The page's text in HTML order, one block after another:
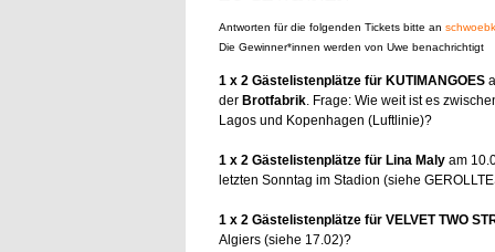
Antworten für die folgenden Tickets bitte an
Die Gewinner*innen werden von Uwe benachrichtigt
1 x 2 Gästelistenplätze für KUTIMANGOES
der Brotfabrik. Frage: Wie weit ist es
Lagos und Kopenhagen (Luftlinie)?
1 x 2 Gästelistenplätze für Lina Maly am
letzten Sonntag im Stadion (siehe
1 x 2 Gästelistenplätze für VELVET TWO
Algiers (siehe 17.02)?